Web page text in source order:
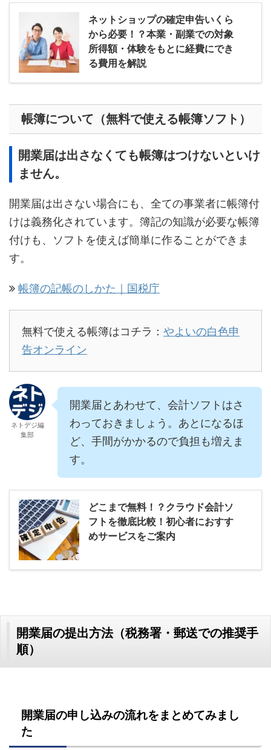
ネットショップの確定申告いくら
から必要！？本業・副業での対象
所得額・体験をもとに経費にでき
る費用を解説
帳簿について（無料で使える帳簿ソフト）
開業届は出さなくても帳簿はつけないといけ
ません。
開業届は出さない場合にも、全ての事業者に帳簿付
けは義務化されています。簿記の知識が必要な帳簿
付けも、ソフトを使えば簡単に作ることができま
す。
帳簿の記帳のしかた｜国税庁
無料で使える帳簿はコチラ： やよいの白色申
告オンライン
ネトデジ編
集部
開業届とあわせて、会計ソフトはさ
わっておきましょう。あとになるほ
ど、手間がかかるので負担も増えま
す。
どこまで無料！？クラウド会計ソ
フトを徹底比較！初心者におすす
めサービスをご案内
開業届の提出方法（税務署・郵送での推奨手
順）
開業届の申し込みの流れをまとめてみまし
た